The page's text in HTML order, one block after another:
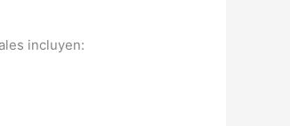
incluyen: